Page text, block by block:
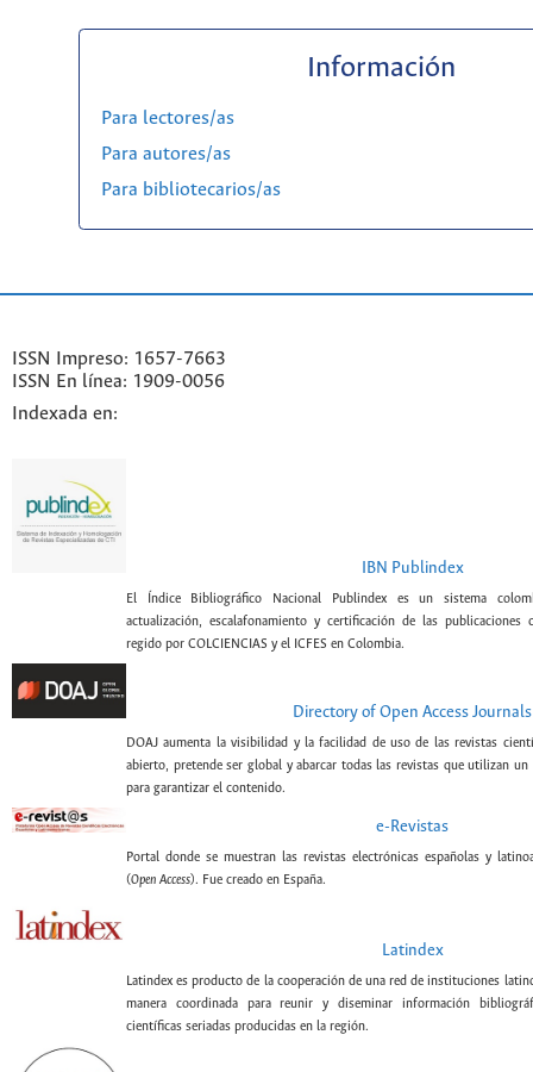
Información
Para lectores/as
Para autores/as
Para bibliotecarios/as
ISSN Impreso: 1657-7663
ISSN En línea: 1909-0056
Indexada en:
IBN Publindex
El Índice Bibliográfico Nacional Publindex es un sistema
actualización, escalafonamiento y certificación de las publicaciones
regido por COLCIENCIAS y el ICFES en Colombia.
Directory of Open Access Journals
DOAJ aumenta la visibilidad y la facilidad de uso de las revistas
abierto, pretende ser global y abarcar todas las revistas que utilizan
para garantizar el contenido.
e-Revistas
Portal donde se muestran las revistas electrónicas españolas y
(Open Access). Fue creado en España.
Latindex
Latindex es producto de la cooperación de una red de instituciones
manera coordinada para reunir y diseminar información
científicas seriadas producidas en la región.